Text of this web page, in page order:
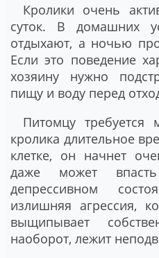
Кролики очень
суток. В домашних
отдыхают, а ночью
Если это поведение
хозяину нужно
пищу и воду перед
Питомцу требуется
кролика длительное
клетке, он начнет
даже может
депрессивном
излишняя агрессия,
выщипывает
наоборот, лежит